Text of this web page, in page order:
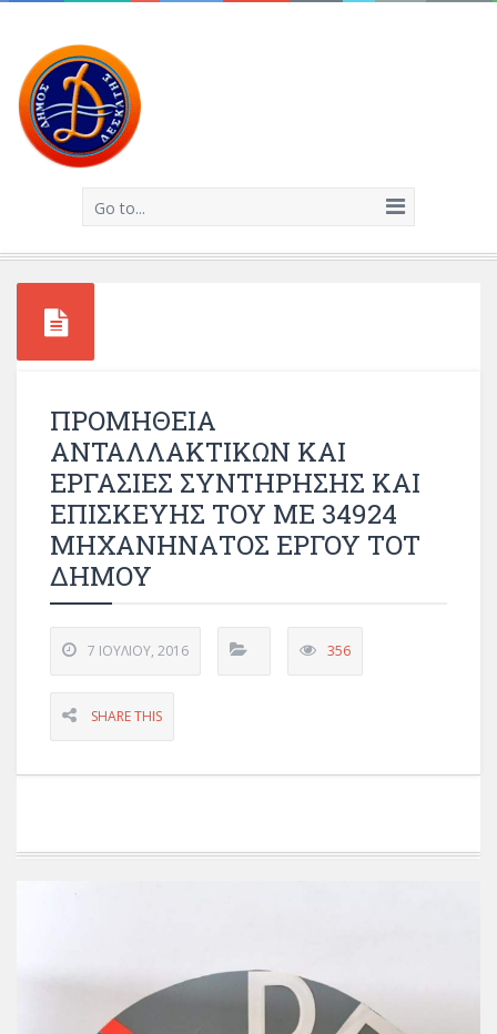
Go to...
ΠΡΟΜΗΘΕΙΑ
ΑΝΤΑΛΛΑΚΤΙΚΩΝ ΚΑΙ
ΕΡΓΑΣΙΕΣ ΣΥΝΤΗΡΗΣΗΣ ΚΑΙ
ΕΠΙΣΚΕΥΗΣ ΤΟΥ ΜΕ 34924
ΜΗΧΑΝΗΝΑΤΟΣ ΕΡΓΟΥ ΤΟΤ
ΔΗΜΟΥ
7 ΙΟΥΛΊΟΥ, 2016 356
SHARE THIS